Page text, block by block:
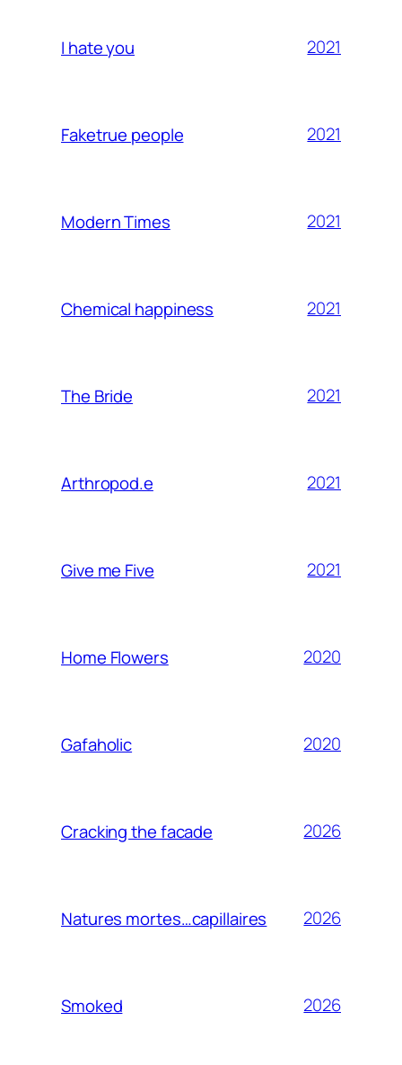
I hate you 2021
Faketrue people 2021
Modern Times 2021
Chemical happiness 2021
The Bride 2021
Arthropod.e 2021
Give me Five 2021
Home Flowers 2020
Gafaholic 2020
Cracking the facade 2026
Natures mortes…capillaires 2026
Smoked 2026